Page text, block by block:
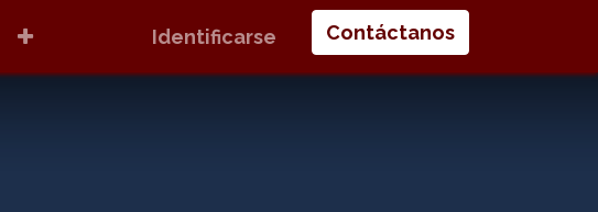
Identificarse Contáctanos